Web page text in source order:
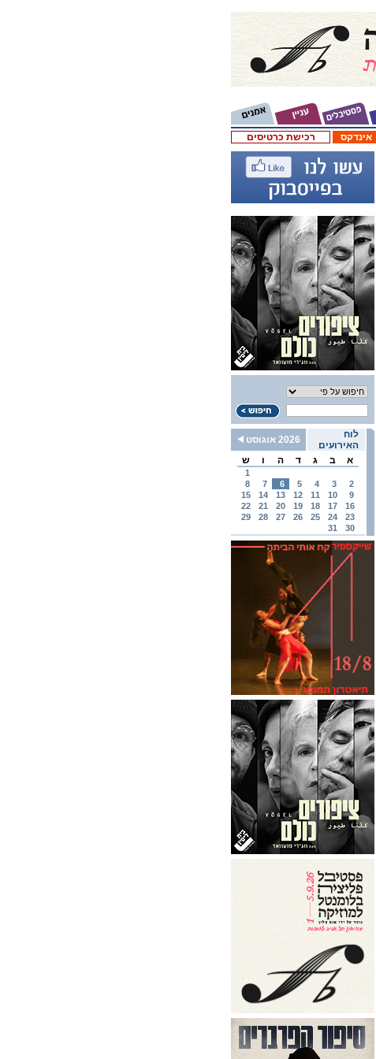
רכישת כרטיסים אינדקס
לוח
האירועים
2026 אוגוסט
א
ב ג ד ה ו ש
1
2
3
4
5
6
7
8
9
10
11
12
13
14
15
16
17
18
19
20
21
22
23
24
25
26
27
28
29
30
31